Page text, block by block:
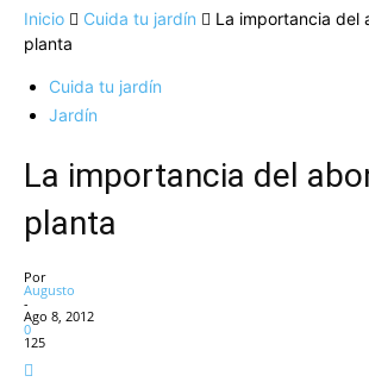
Inicio Cuida tu jardín
La importancia del
planta
Cuida tu jardín
Jardín
La importancia del
planta
Por
Augusto
-
Ago 8, 2012
0
125